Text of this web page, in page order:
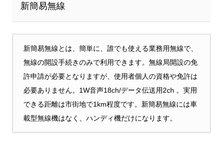
新簡易無線
新簡易無線とは、簡単に、誰でも使える業務用無線で、
無線の開設手続きのみで利用できます。無線局開設の免
許申請が必要となりますが、使用者個人の資格や免許は
必要ありません。1W音声18ch/データ伝送用2ch 。実用
できる距離は市街地で1km程度です。新簡易無線には車
載型無線機はなく、ハンディ機だけになります。